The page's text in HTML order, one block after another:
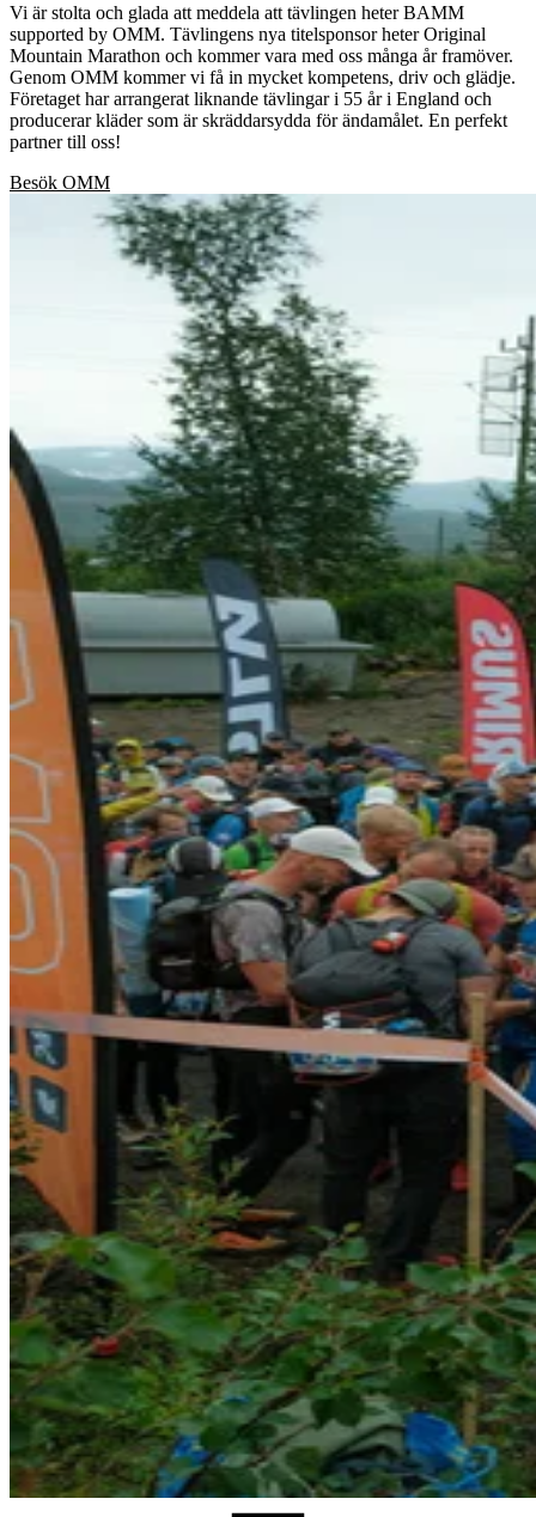
Vi är stolta och glada att meddela att tävlingen heter BAMM
supported by OMM. Tävlingens nya titelsponsor heter Original
Mountain Marathon och kommer vara med oss många år framöver.
Genom OMM kommer vi få in mycket kompetens, driv och glädje.
Företaget har arrangerat liknande tävlingar i 55 år i England och
producerar kläder som är skräddarsydda för ändamålet. En perfekt
partner till oss!
Besök OMM